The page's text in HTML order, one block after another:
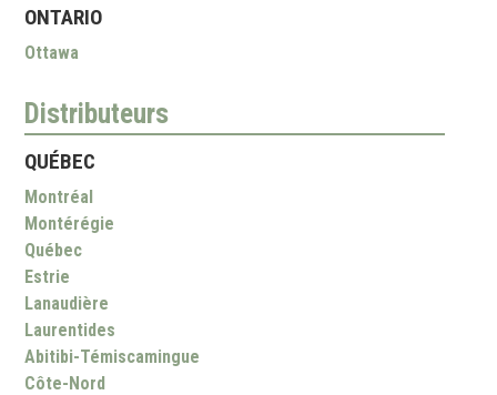
ONTARIO
Ottawa
Distributeurs
QUÉBEC
Montréal
Montérégie
Québec
Estrie
Lanaudière
Laurentides
Abitibi-Témiscamingue
Côte-Nord